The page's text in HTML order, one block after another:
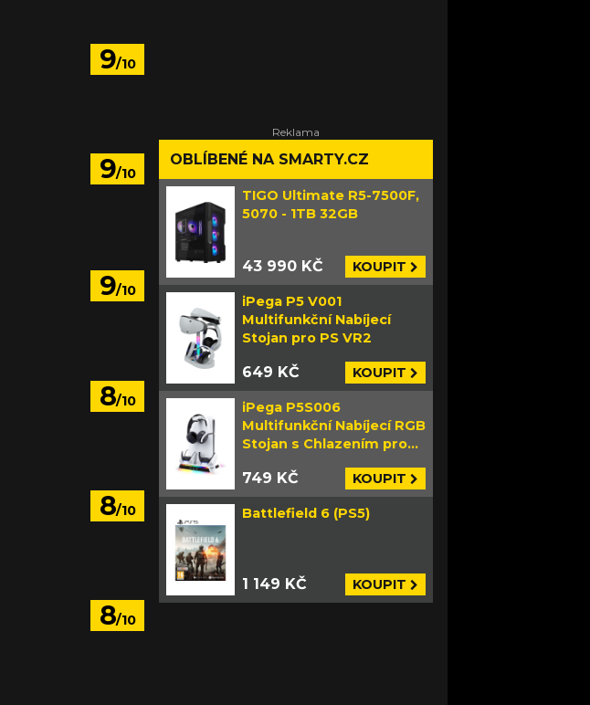
9/10
9/10
9/10
8/10
8/10
8/10
OBLÍBENÉ NA SMARTY.CZ
TIGO Ultimate R5-7500F,
5070 - 1TB 32GB
43 990 KČ KOUPIT
iPega P5 V001
Multifunkční Nabíjecí
Stojan pro PS VR2
649 KČ KOUPIT
iPega P5S006
Multifunkční Nabíjecí RGB
Stojan s Chlazením pro
749 KČ KOUPIT
Battlefield 6 (PS5)
1 149 KČ KOUPIT